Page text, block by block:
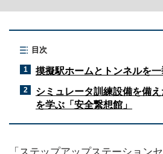
目次
1 摸擬駅ホームとトンネルを
2
シミュレータ訓練設備を備
を学ぶ「安全繋想館」
「ステップアップステーション